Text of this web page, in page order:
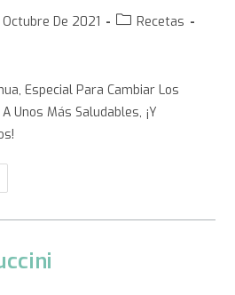
Octubre De 2021
Recetas
Especial Para Cambiar Los
Unos Más Saludables, ¡y